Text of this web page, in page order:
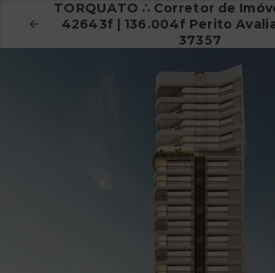
TORQUATO ∴ Corretor de
42643f | 136.004f Perito
37357